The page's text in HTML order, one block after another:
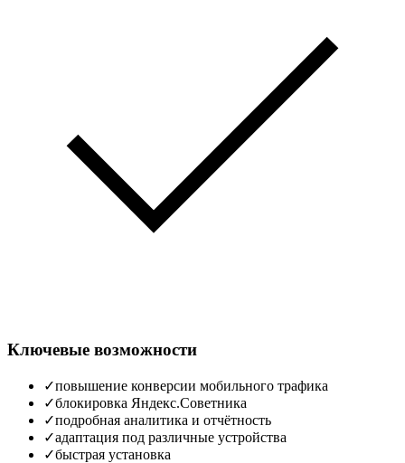
Ключевые возможности
✓повышение конверсии мобильного трафика
✓блокировка Яндекс.Советника
✓подробная аналитика и отчётность
✓адаптация под различные устройства
✓быстрая установка